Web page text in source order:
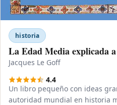
historia
La Edad Media explicada
Jacques Le Goff
4.4
Un libro pequeño con ideas
autoridad mundial en historia